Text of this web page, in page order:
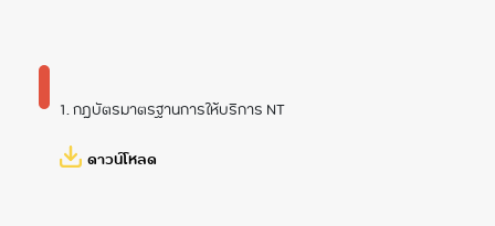
รายงานประจําปี
1. กฎบัตรมาตรฐานการให้บริการ NT
ดาวน์โหลด